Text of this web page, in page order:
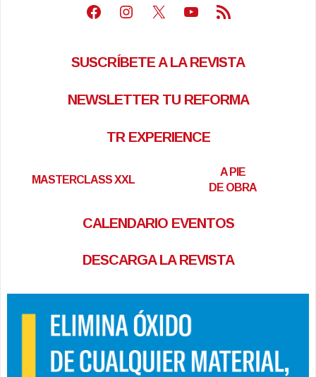
Facebook
Instagram
X Youtube
Feed RSS
SUSCRÍBETE A LA REVISTA
NEWSLETTER TU REFORMA
TR EXPERIENCE
MASTERCLASS XXL
A PIE
DE OBRA
CALENDARIO EVENTOS
DESCARGA LA REVISTA